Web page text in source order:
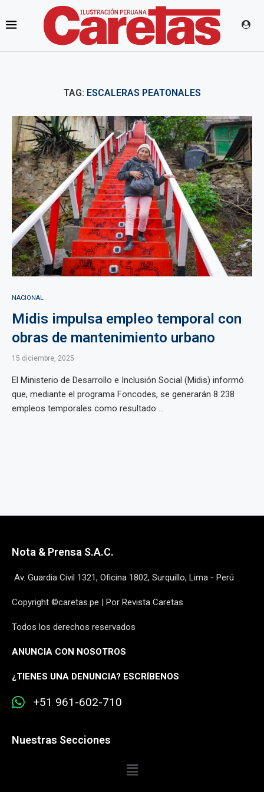
TAG: ESCALERAS PEATONALES
NACIONAL
Midis impulsa empleo temporal con
obras de mantenimiento urbano
15 diciembre, 2025
El Ministerio de Desarrollo e Inclusión Social (Midis) informó
que, mediante el programa Foncodes, se generarán 8 238
empleos temporales como resultado ...
Nota & Prensa S.A.C.
Av. Guardia Civil 1321, Oficina 1802, Surquillo, Lima - Perú
Copyright ©caretas.pe | Por Revista Caretas
Todos los derechos reservados
ANUNCIA CON NOSOTROS
¿TIENES UNA DENUNCIA? ESCRÍBENOS
+51 961-602-710
Nuestras Secciones